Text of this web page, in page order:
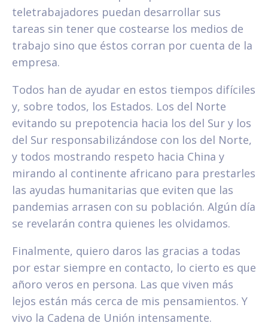
teletrabajadores puedan desarrollar sus
tareas sin tener que costearse los medios de
trabajo sino que éstos corran por cuenta de la
empresa.
Todos han de ayudar en estos tiempos difíciles
y, sobre todos, los Estados. Los del Norte
evitando su prepotencia hacia los del Sur y los
del Sur responsabilizándose con los del Norte,
y todos mostrando respeto hacia China y
mirando al continente africano para prestarles
las ayudas humanitarias que eviten que las
pandemias arrasen con su población. Algún día
se revelarán contra quienes les olvidamos.
Finalmente, quiero daros las gracias a todas
por estar siempre en contacto, lo cierto es que
añoro veros en persona. Las que viven más
lejos están más cerca de mis pensamientos. Y
vivo la Cadena de Unión intensamente.